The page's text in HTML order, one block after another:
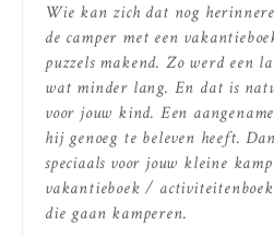
Wie kan zich dat nog
de camper met een
puzzels makend. Zo werd een
wat minder lang. En dat is
voor jouw kind. Een
hij genoeg te beleven heeft.
speciaals voor jouw kleine
vakantieboek /
die gaan kamperen.